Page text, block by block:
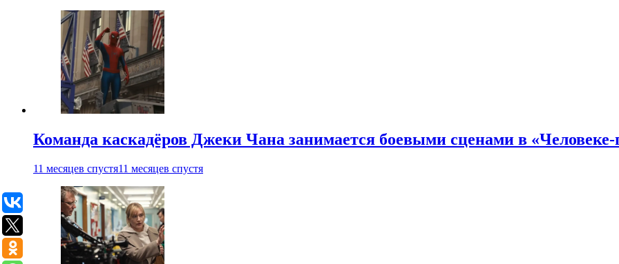
Команда каскадёров Джеки Чана занимается боевыми сценами в «Человеке-
11 месяцев спустя11 месяцев спустя